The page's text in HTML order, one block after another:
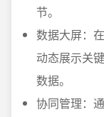
节。
数据大屏：
动态展示关
数据。
协同管理：